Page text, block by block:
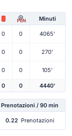
PEN Minuti
0 0 4065'
0 0 270'
0 0 105'
0 0 4440'
Prenotazioni / 90 min
0.22 Prenotazioni